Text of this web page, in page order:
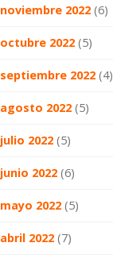
noviembre 2022 (6)
octubre 2022 (5)
septiembre 2022 (4)
agosto 2022 (5)
julio 2022 (5)
junio 2022 (6)
mayo 2022 (5)
abril 2022 (7)